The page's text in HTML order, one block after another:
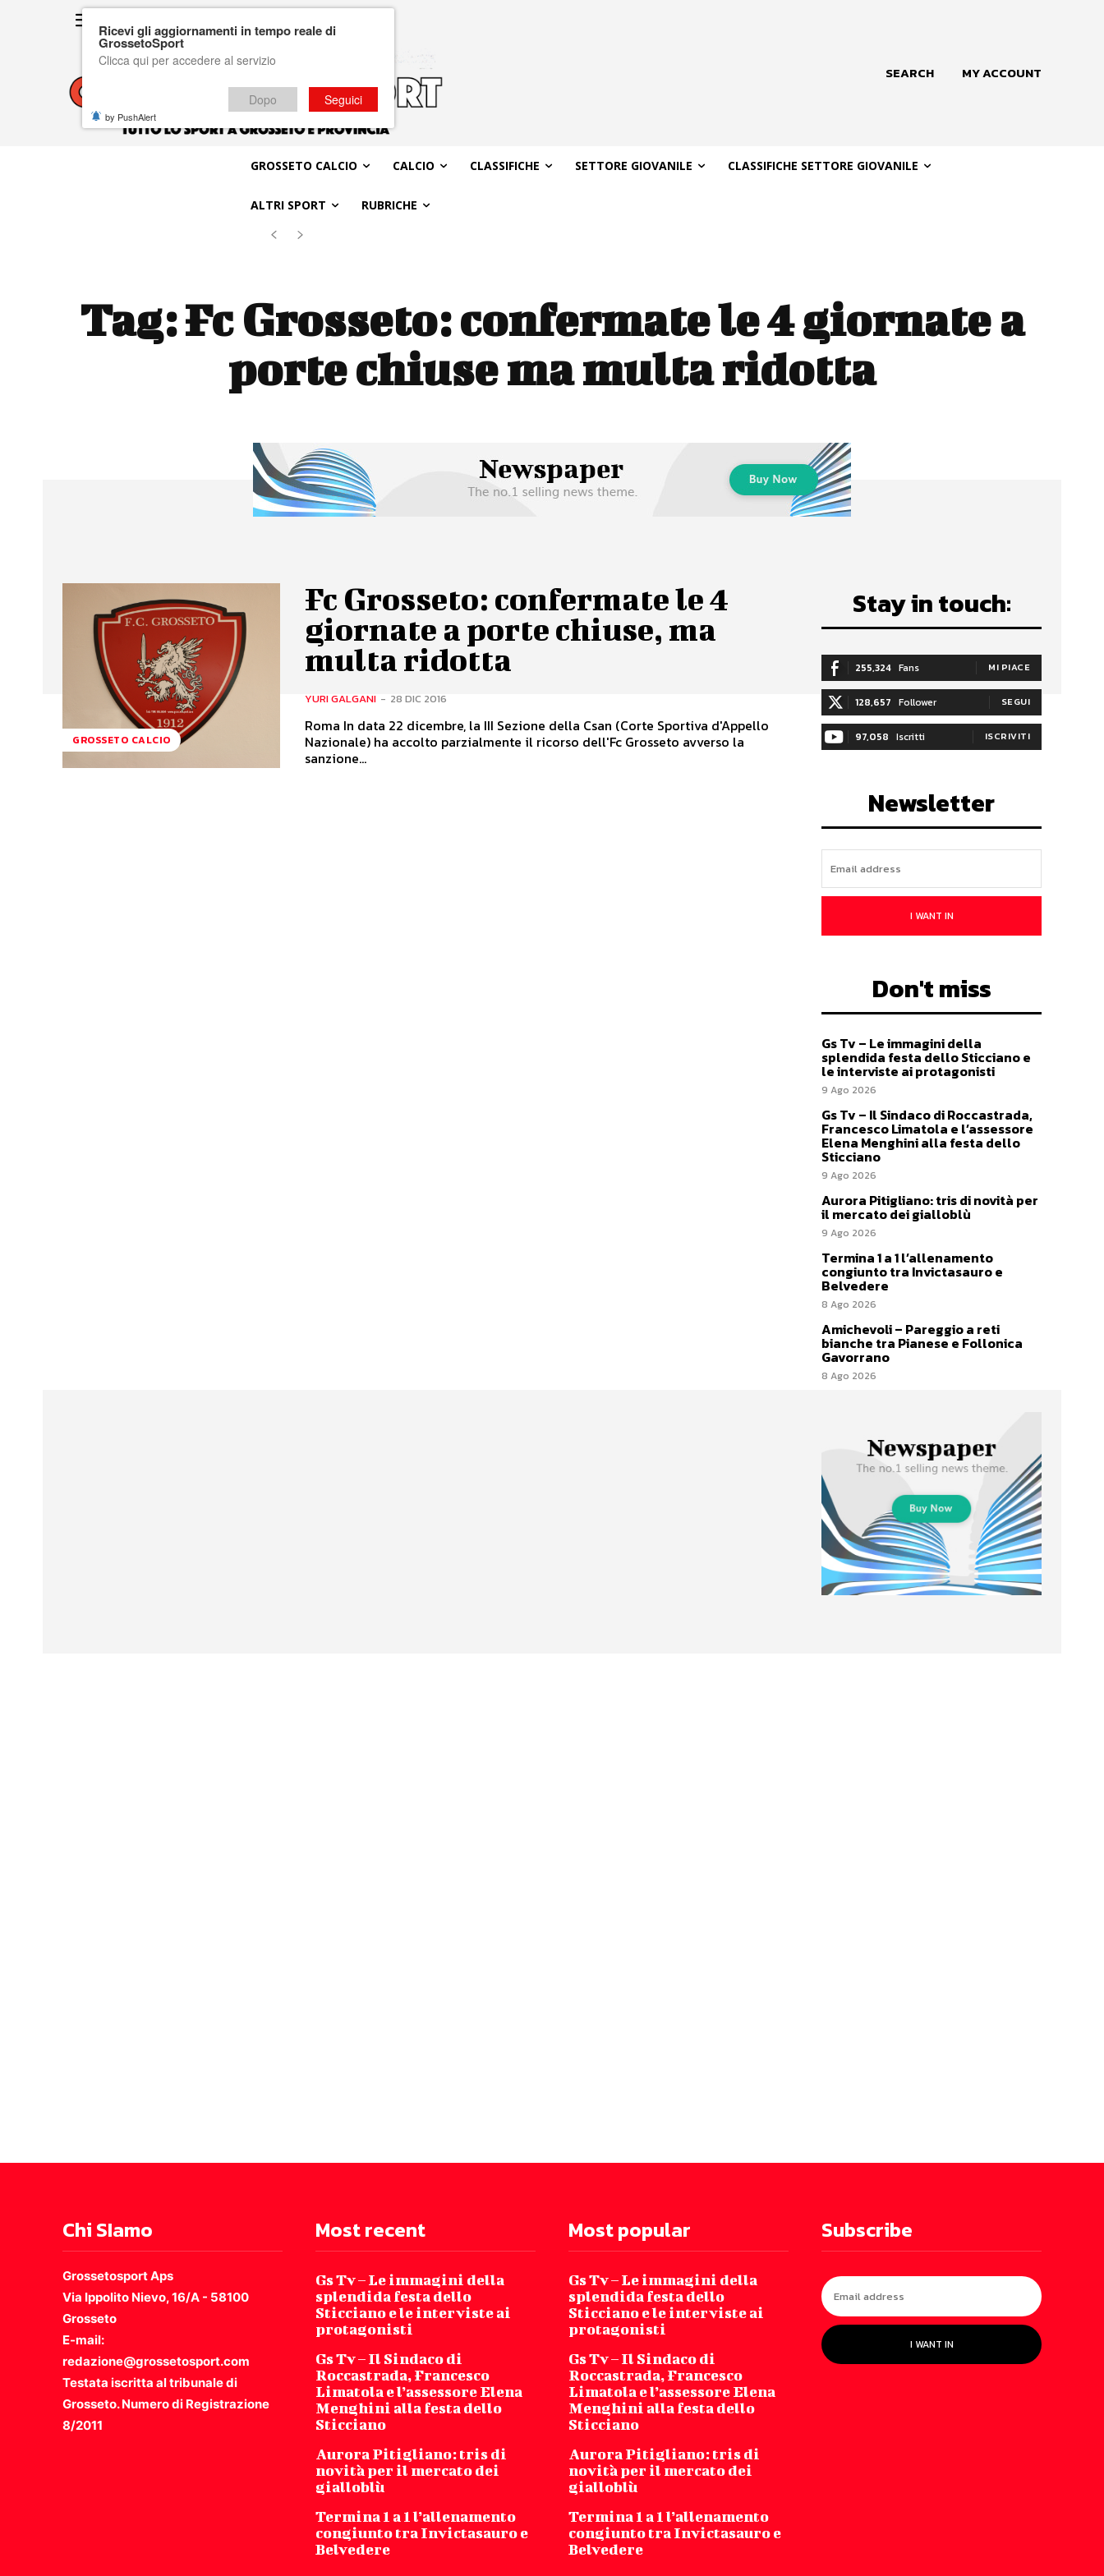
SEARCH MY ACCOUNT
GROSSETO CALCIO CALCIO CLASSIFICHE SETTORE GIOVANILE CLASSIFICHE SETTORE GIOVANILE
ALTRI SPORT RUBRICHE
Tag:Fc Grosseto: confermate le 4 giornate a
porte chiuse ma multa ridotta
GROSSETO CALCIO
Fc Grosseto: confermate le 4
giornate a porte chiuse, ma
multa ridotta
YURI GALGANI - 28 DIC 2016
Roma In data 22 dicembre, la III Sezione della Csan (Corte Sportiva d'Appello
Nazionale) ha accolto parzialmente il ricorso dell'Fc Grosseto avverso la
sanzione...
Stay in touch:
255,324 Fans MI PIACE
128,657 Follower SEGUI
97,058 Iscritti ISCRIVITI
Newsletter
I WANT IN
Don't miss
Gs Tv – Le immagini della
splendida festa dello Sticciano e
le interviste ai protagonisti
9 Ago 2026
Gs Tv – Il Sindaco di Roccastrada,
Francesco Limatola e l’assessore
Elena Menghini alla festa dello
Sticciano
9 Ago 2026
Aurora Pitigliano: tris di novità per
il mercato dei gialloblù
9 Ago 2026
Termina 1 a 1 l’allenamento
congiunto tra Invictasauro e
Belvedere
8 Ago 2026
Amichevoli – Pareggio a reti
bianche tra Pianese e Follonica
Gavorrano
8 Ago 2026
Chi SIamo
Grossetosport Aps
Via Ippolito Nievo, 16/A - 58100
Grosseto
E-mail:
redazione@grossetosport.com
Testata iscritta al tribunale di
Grosseto. Numero di Registrazione
8/2011
Most recent
Gs Tv – Le immagini della
splendida festa dello
Sticciano e le interviste ai
protagonisti
Gs Tv – Il Sindaco di
Roccastrada, Francesco
Limatola e l’assessore Elena
Menghini alla festa dello
Sticciano
Aurora Pitigliano: tris di
novità per il mercato dei
gialloblù
Termina 1 a 1 l’allenamento
congiunto tra Invictasauro e
Belvedere
Most popular
Gs Tv – Le immagini della
splendida festa dello
Sticciano e le interviste ai
protagonisti
Gs Tv – Il Sindaco di
Roccastrada, Francesco
Limatola e l’assessore Elena
Menghini alla festa dello
Sticciano
Aurora Pitigliano: tris di
novità per il mercato dei
gialloblù
Termina 1 a 1 l’allenamento
congiunto tra Invictasauro e
Belvedere
Subscribe
I WANT IN
Ricevi gli aggiornamenti in tempo reale di
GrossetoSport
Clicca qui per accedere al servizio
Dopo Seguici
by PushAlert